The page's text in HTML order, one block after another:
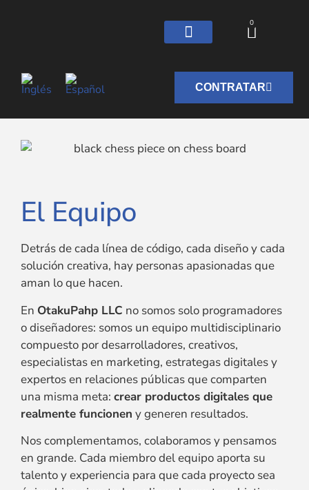
CONTRATAR
0
El Equipo
Detrás de cada línea de código, cada diseño y cada
solución creativa, hay personas apasionadas que
aman lo que hacen.
En OtakuPahp LLC no somos solo programadores
o diseñadores: somos un equipo multidisciplinario
compuesto por desarrolladores, creativos,
especialistas en marketing, estrategas digitales y
expertos en relaciones públicas que comparten
una misma meta: crear productos digitales que
realmente funcionen y generen resultados.
Nos complementamos, colaboramos y pensamos
en grande. Cada miembro del equipo aporta su
talento y experiencia para que cada proyecto sea